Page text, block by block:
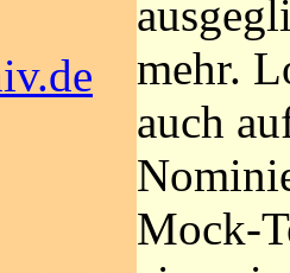
mehr.
auch
Mock-